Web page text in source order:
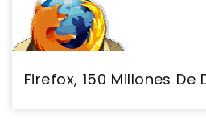
Firefox, 150 Millones De